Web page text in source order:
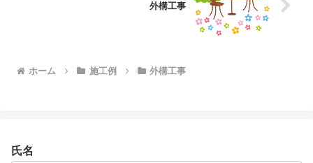
外構工事
ホーム 施工例 外構工事
氏名